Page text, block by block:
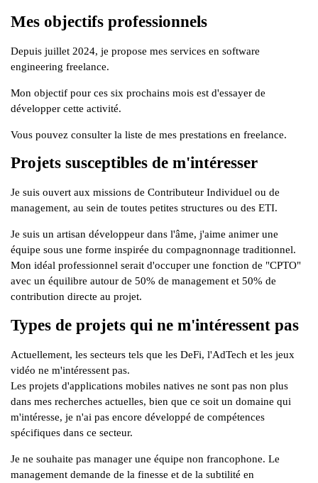
Mes objectifs professionnels
Depuis juillet 2024, je propose mes services en software
engineering freelance.
Mon objectif pour ces six prochains mois est d'essayer de
développer cette activité.
Vous pouvez consulter la liste demes prestations en freelance.
Projets susceptibles de m'intéresser
Je suis ouvert aux missions deContributeur Individuel ou de
management, au sein de toutes petites structures ou des ETI.
Je suis un artisan développeur dans l'âme, j'aime animer une
équipe sous une forme inspirée ducompagnonnage traditionnel.
Mon idéal professionnel serait d'occuper une fonction de "CPTO"
avec un équilibre autour de 50% de management et 50% de
contribution directe au projet.
Types de projets qui ne m'intéressent pas
Actuellement, les secteurs tels que les DeFi, l'AdTech et les jeux
vidéo ne m'intéressent pas.
Les projets d'applications mobiles natives ne sont pas non plus
dans mes recherches actuelles, bien que ce soit un domaine qui
m'intéresse, je n'ai pas encore développé de compétences
spécifiques dans ce secteur.
Je ne souhaite pas manager une équipe non francophone. Le
management demande de la finesse et de la subtilité en